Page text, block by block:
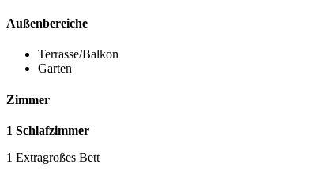
Außenbereiche
Terrasse/Balkon
Garten
Zimmer
1 Schlafzimmer
1 Extragroßes Bett